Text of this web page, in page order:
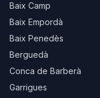
Baix Camp
Baix Empordà
Baix Penedès
Berguedà
Conca de Barberà
Garrigues